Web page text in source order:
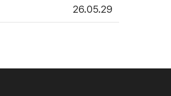
26.05.29